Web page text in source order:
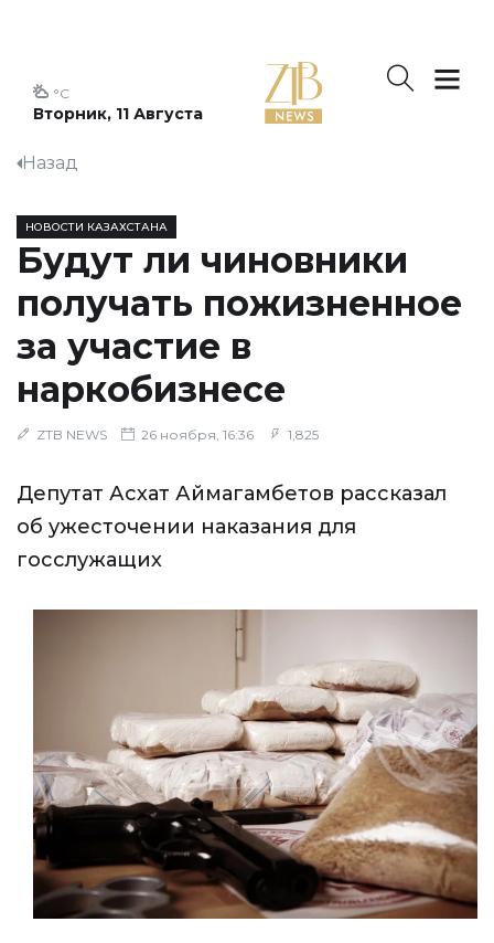
Вторник, 11 Августа
°C
Назад
НОВОСТИ КАЗАХСТАНА
Будут ли чиновники
получать пожизненное
за участие в
наркобизнесе
ZTB NEWS 26 ноября, 16:36 1,825
Депутат Асхат Аймагамбетов рассказал
об ужесточении наказания для
госслужащих